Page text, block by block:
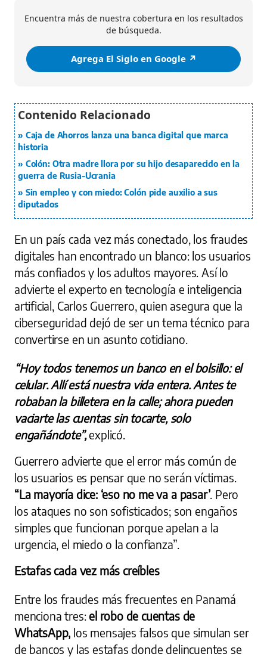
Encuentra más de nuestra cobertura en los resultados
de búsqueda.
Agrega El Siglo en Google ↗️
Caja de Ahorros lanza una banca digital que marca
historia
Colón: Otra madre llora por su hijo desaparecido en la
guerra de Rusia-Ucrania
Sin empleo y con miedo: Colón pide auxilio a sus
diputados
En un país cada vez más conectado, los fraudes
digitales han encontrado un blanco: los usuarios
más confiados y los adultos mayores. Así lo
advierte el experto en tecnología e inteligencia
artificial, Carlos Guerrero, quien asegura que la
ciberseguridad dejó de ser un tema técnico para
convertirse en un asunto cotidiano.
“Hoy todos tenemos un banco en el bolsillo: el
celular. Allí está nuestra vida entera. Antes te
robaban la billetera en la calle; ahora pueden
vaciarte las cuentas sin tocarte, solo
engañándote”,explicó.
Guerrero advierte que el error más común de
los usuarios es pensar que no serán víctimas.
“La mayoría dice: ‘eso no me va a pasar’. Pero
los ataques no son sofisticados; son engaños
simples que funcionan porque apelan a la
urgencia, el miedo o la confianza”.
Estafas cada vez más creíbles
Entre los fraudes más frecuentes en Panamá
menciona tres: el robo de cuentas de
WhatsApp, los mensajes falsos que simulan ser
de bancos y las estafas donde delincuentes se